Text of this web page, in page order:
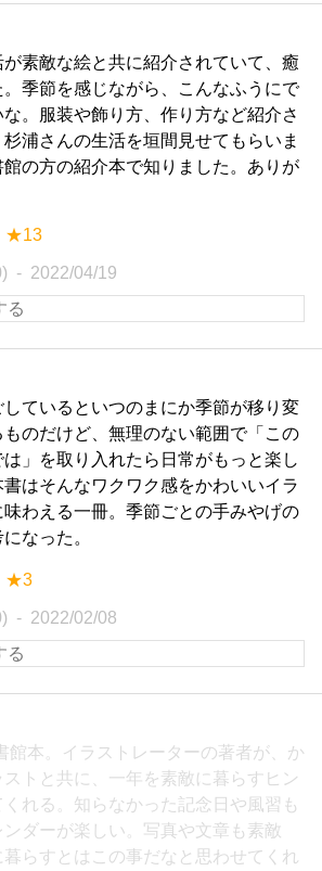
素敵な絵と共に紹介されていて、癒
。季節を感じながら、こんなふうにで
な。服装や飾り方、作り方など紹介さ
浦さんの生活を垣間見せてもらいま
館の方の紹介本で知りました。ありが
★13
2022/04/19
ているといつのまにか季節が移り変
ものだけど、無理のない範囲で「この
」を取り入れたら日常がもっと楽し
書はそんなワクワク感をかわいいイラ
味わえる一冊。季節ごとの手みやげの
なった。
★3
2022/02/08
館本。イラストレーターの著者が、か
ストと共に、一年を素敵に暮らすヒン
くれる。知らなかった記念日や風習も
ダーが楽しい。写真や文章も素敵
らすとはこの事だなと思わせてくれ